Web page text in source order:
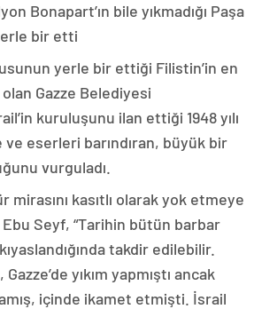
Bonapart’ın bile yıkmadığı Paşa
bir etti
yerle bir ettiği Filistin’in en
Gazze Belediyesi
kuruluşunu ilan ettiği 1948 yılı
eserleri barındıran, büyük bir
vurguladı.
mirasını kasıtlı olarak yok etmeye
Ebu Seyf, “Tarihin bütün barbar
takdir edilebilir.
yıkım yapmıştı ancak
içinde ikamet etmişti. İsrail